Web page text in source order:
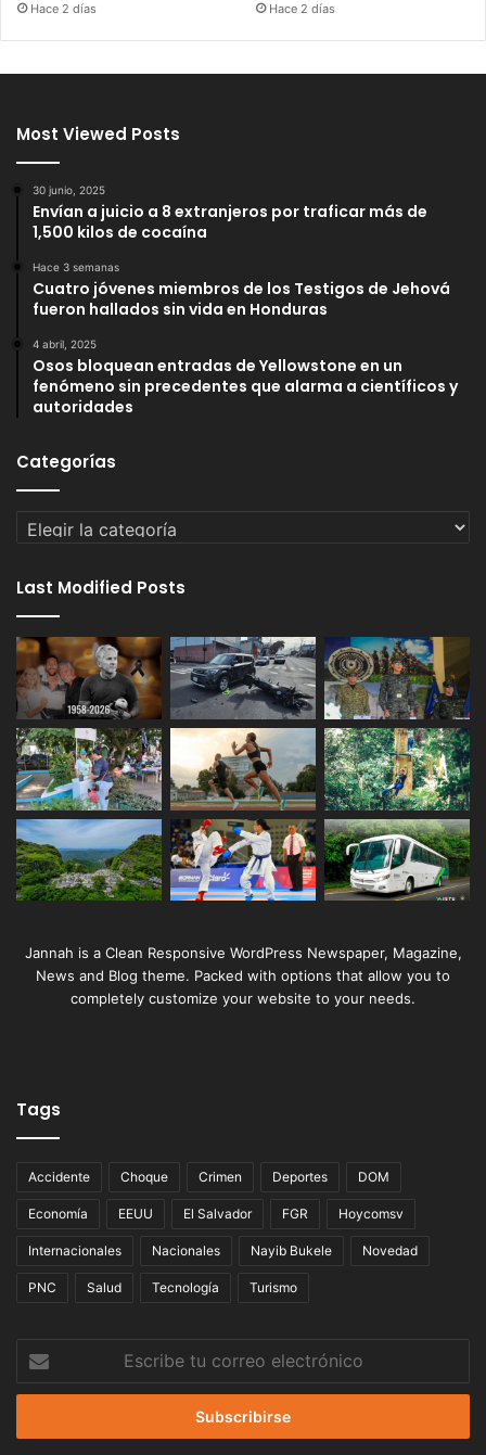
Hace 2 días Hace 2 días
Most Viewed Posts
30 junio, 2025
Envían a juicio a 8 extranjeros por traficar más de
1,500 kilos de cocaína
Hace 3 semanas
Cuatro jóvenes miembros de los Testigos de Jehová
fueron hallados sin vida en Honduras
4 abril, 2025
Osos bloquean entradas de Yellowstone en un
fenómeno sin precedentes que alarma a científicos y
autoridades
Categorías
Categorías
Last Modified Posts
Jannah is a Clean Responsive WordPress Newspaper, Magazine,
News and Blog theme. Packed with options that allow you to
completely customize your website to your needs.
Tags
Accidente Choque Crimen Deportes DOM
Economía EEUU El Salvador FGR Hoycomsv
Internacionales Nacionales Nayib Bukele Novedad
PNC Salud Tecnología Turismo
correo